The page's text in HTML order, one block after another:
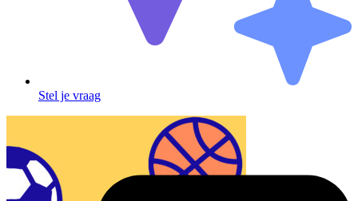
Stel je vraag